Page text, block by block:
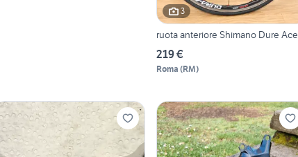
3
ruota anteriore Shimano Dure Ace
219 €
Roma (RM)